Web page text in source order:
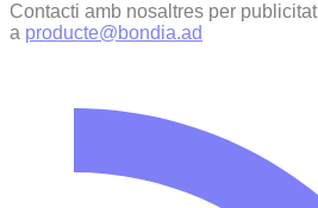
Contacti amb nosaltres per
a producte@bondia.ad